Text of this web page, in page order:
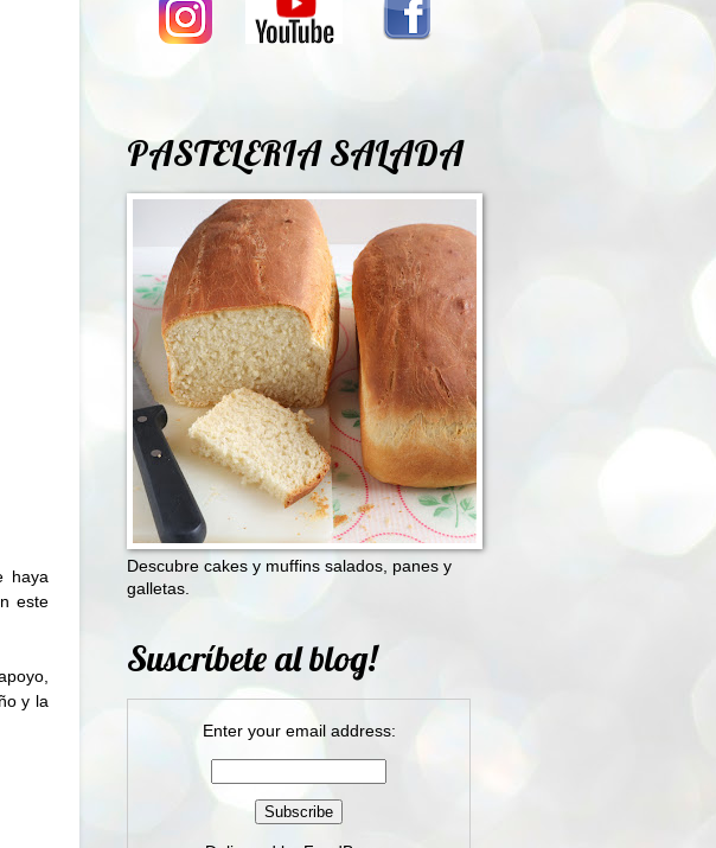
haya
este
y la
PASTELERIA SALADA
Descubre cakes y muffins salados, panes y
galletas.
Suscríbete al blog!
Enter your email address: